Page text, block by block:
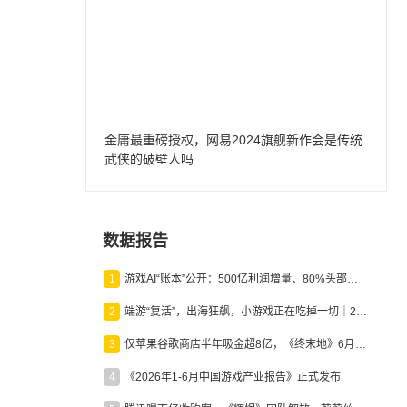
金庸最重磅授权，网易2024旗舰新作会是传统
武侠的破壁人吗
数据报告
1 游戏AI“账本”公开：500亿利润增量、80%头部入局，谁在闷声发财？
2 端游“复活”，出海狂飙，小游戏正在吃掉一切｜2026上半年产业报告
3 仅苹果谷歌商店半年吸金超8亿，《终末地》6月份收入显著回暖
4 《2026年1-6月中国游戏产业报告》正式发布